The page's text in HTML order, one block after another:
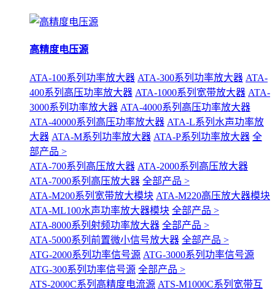
高精度电压源
ATA-100系列功率放大器 ATA-300系列功率放大器 ATA-
400系列高压功率放大器 ATA-1000系列宽带放大器 ATA-
3000系列功率放大器 ATA-4000系列高压功率放大器
ATA-40000系列高压功率放大器 ATA-L系列水声功率放
大器 ATA-M系列功率放大器 ATA-P系列功率放大器 全
部产品 >
ATA-700系列高压放大器 ATA-2000系列高压放大器
ATA-7000系列高压放大器 全部产品 >
ATA-M200系列宽带放大模块 ATA-M220高压放大器模块
ATA-ML100水声功率放大器模块 全部产品 >
ATA-8000系列射频功率放大器 全部产品 >
ATA-5000系列前置微小信号放大器 全部产品 >
ATG-2000系列功率信号源 ATG-3000系列功率信号源
ATG-300系列功率信号源 全部产品 >
ATS-2000C系列高精度电流源 ATS-M1000C系列宽带互